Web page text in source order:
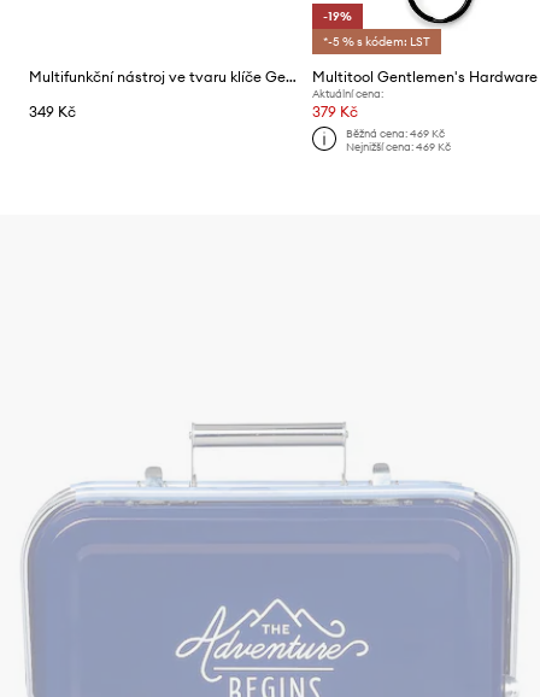
Multifunkční nástroj ve tvaru klíče Gentlemen's Hardware
349 Kč
-19%
*-5 % s kódem: LST
Aktuální cena:
379 Kč
Běžná cena: 469 Kč
Nejnižší cena: 469 Kč